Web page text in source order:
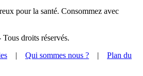
pour la santé. Consommez avec
droits réservés.
| Qui sommes nous ? | Plan du